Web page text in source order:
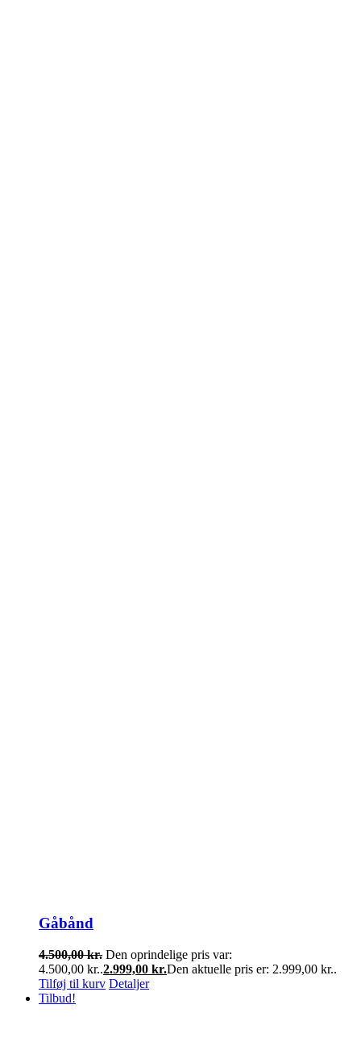
Gåbånd
4.500,00kr. Den oprindelige pris var:
4.500,00 kr..2.999,00 kr.Den aktuelle pris er: 2.999,00 kr..
Tilføj til kurv Detaljer
Tilbud!